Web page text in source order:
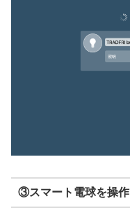
③スマート電球を操作